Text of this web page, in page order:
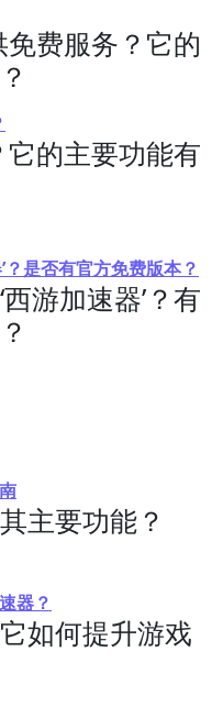
免费服务？它的
它的主要功能有
？是否有官方免费版本？
游加速器’？有
主要功能？
器？
如何提升游戏